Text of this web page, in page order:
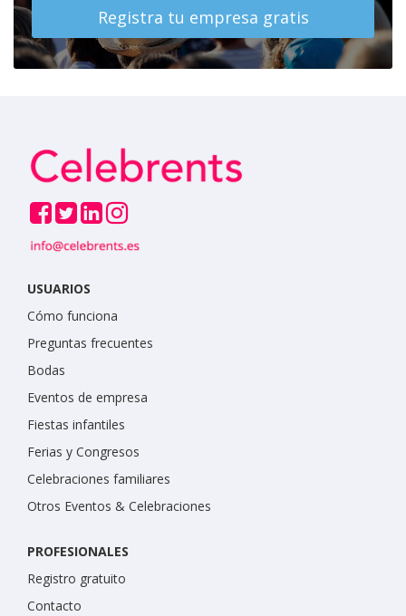
Registra tu empresa gratis
USUARIOS
Cómo funciona
Preguntas frecuentes
Bodas
Eventos de empresa
Fiestas infantiles
Ferias y Congresos
Celebraciones familiares
Otros Eventos & Celebraciones
PROFESIONALES
Registro gratuito
Contacto